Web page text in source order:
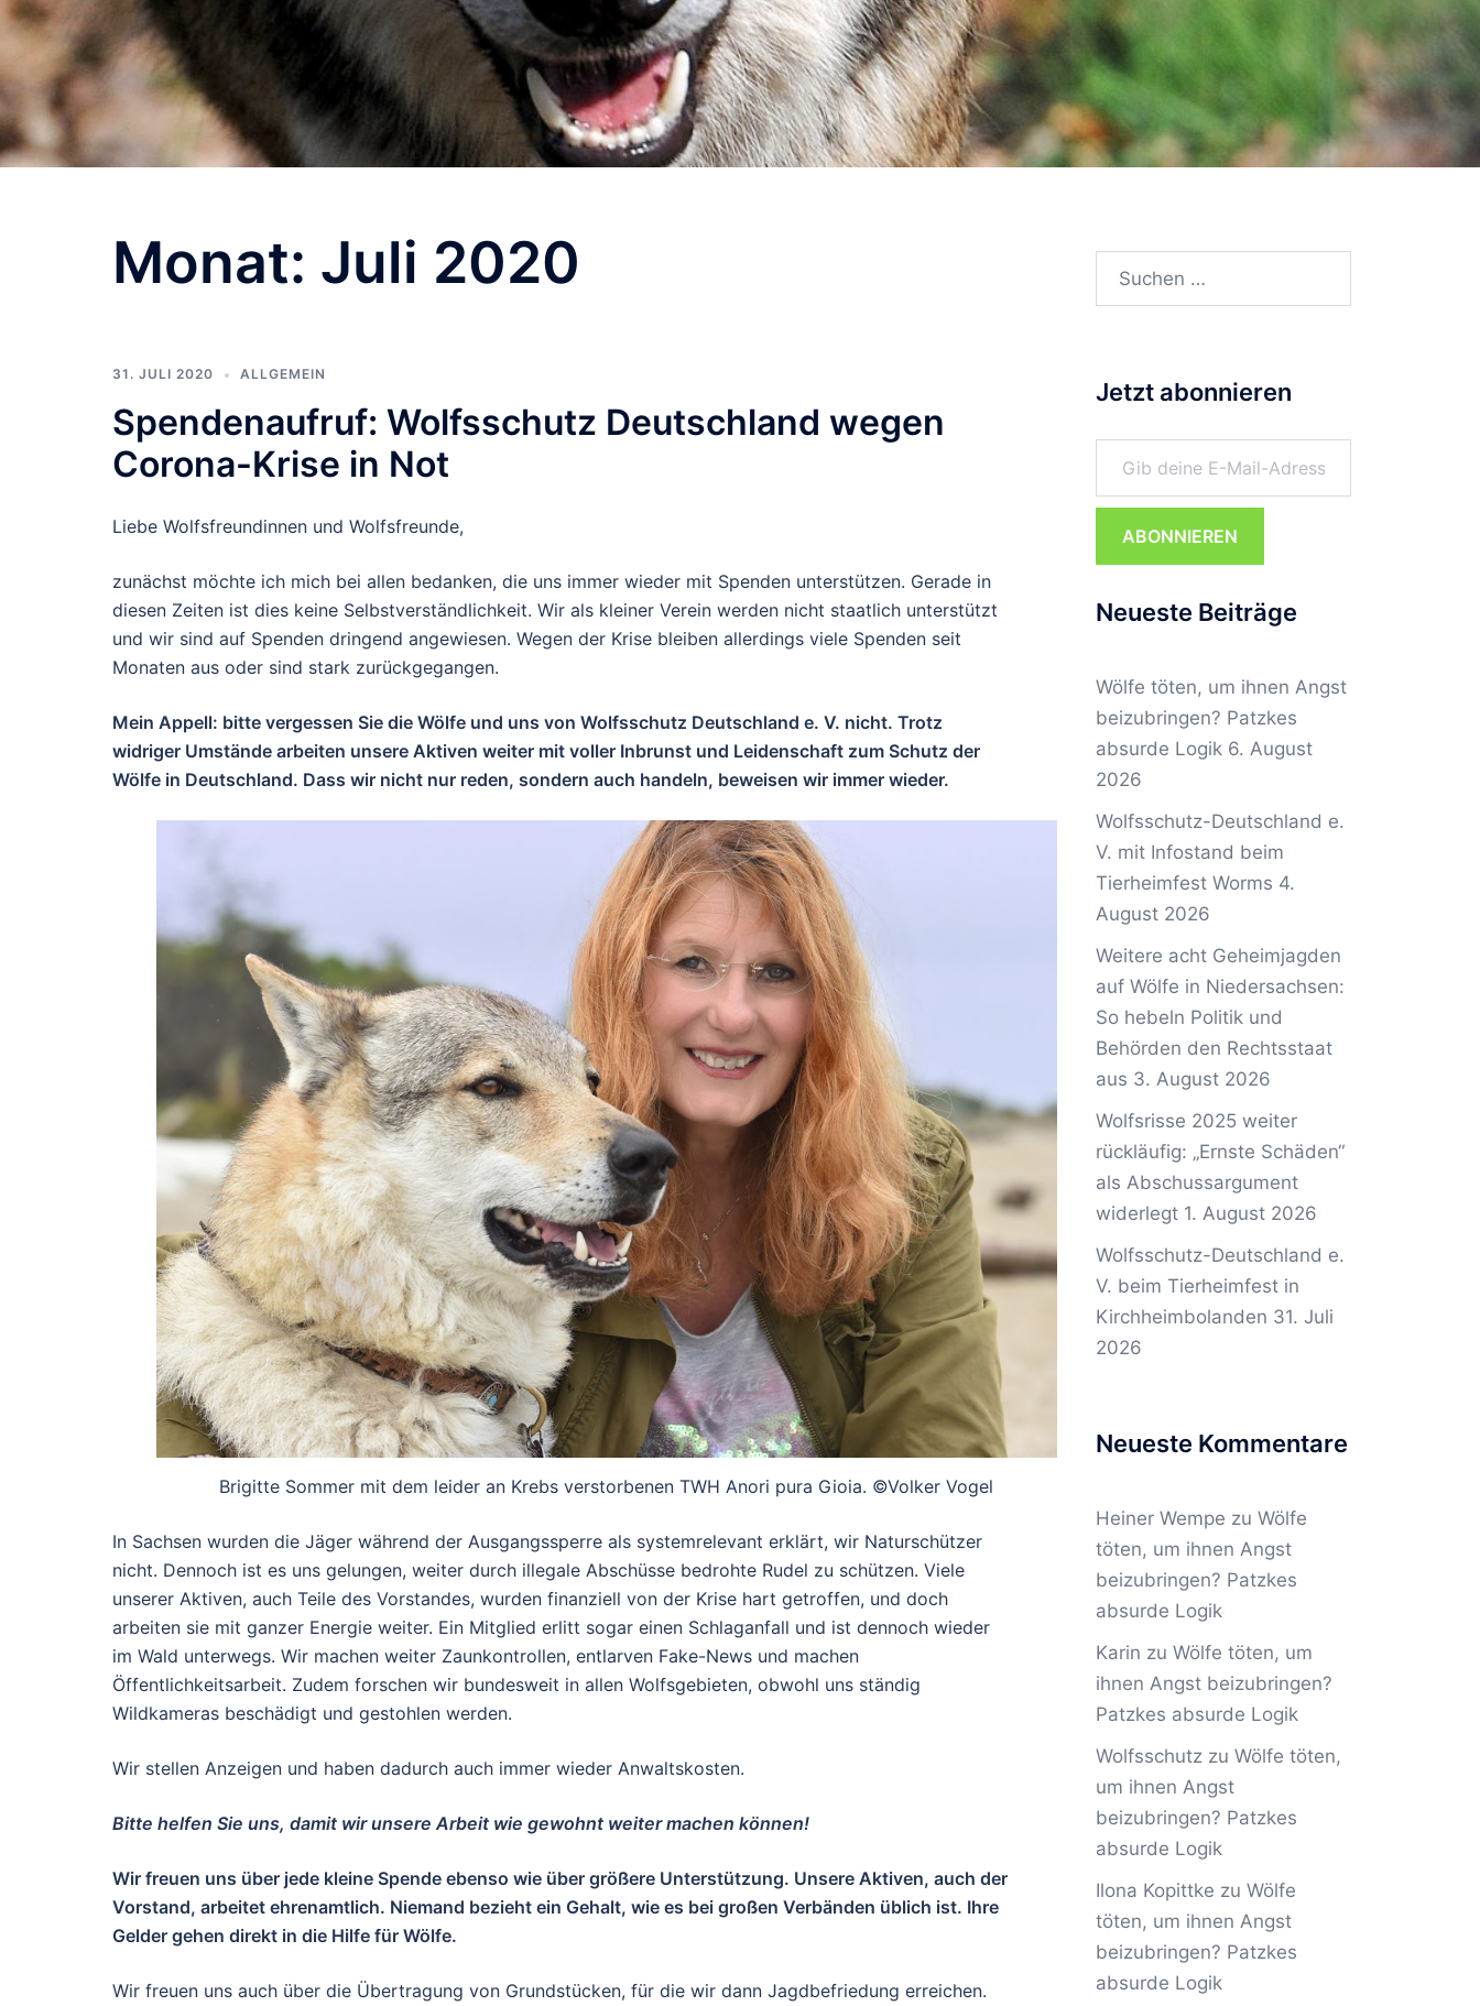
Monat: Juli 2020
31. JULI 2020 ALLGEMEIN
Spendenaufruf: Wolfsschutz Deutschland wegen
Corona-Krise in Not
Liebe Wolfsfreundinnen und Wolfsfreunde,
zunächst möchte ich mich bei allen bedanken, die uns immer wieder mit Spenden unterstützen. Gerade in
diesen Zeiten ist dies keine Selbstverständlichkeit. Wir als kleiner Verein werden nicht staatlich unterstützt
und wir sind auf Spenden dringend angewiesen. Wegen der Krise bleiben allerdings viele Spenden seit
Monaten aus oder sind stark zurückgegangen.
Mein Appell: bitte vergessen Sie die Wölfe und uns von Wolfsschutz Deutschland e. V. nicht. Trotz
widriger Umstände arbeiten unsere Aktiven weiter mit voller Inbrunst und Leidenschaft zum Schutz der
Wölfe in Deutschland. Dass wir nicht nur reden, sondern auch handeln, beweisen wir immer wieder.
Brigitte Sommer mit dem leider an Krebs verstorbenen TWH Anori pura Gioia. ©Volker Vogel
In Sachsen wurden die Jäger während der Ausgangssperre als systemrelevant erklärt, wir Naturschützer
nicht. Dennoch ist es uns gelungen, weiter durch illegale Abschüsse bedrohte Rudel zu schützen. Viele
unserer Aktiven, auch Teile des Vorstandes, wurden finanziell von der Krise hart getroffen, und doch
arbeiten sie mit ganzer Energie weiter. Ein Mitglied erlitt sogar einen Schlaganfall und ist dennoch wieder
im Wald unterwegs. Wir machen weiter Zaunkontrollen, entlarven Fake-News und machen
Öffentlichkeitsarbeit. Zudem forschen wir bundesweit in allen Wolfsgebieten, obwohl uns ständig
Wildkameras beschädigt und gestohlen werden.
Wir stellen Anzeigen und haben dadurch auch immer wieder Anwaltskosten.
Bitte helfen Sie uns, damit wir unsere Arbeit wie gewohnt weiter machen können!
Wir freuen uns über jede kleine Spende ebenso wie über größere Unterstützung. Unsere Aktiven, auch der
Vorstand, arbeitet ehrenamtlich. Niemand bezieht ein Gehalt, wie es bei großen Verbänden üblich ist. Ihre
Gelder gehen direkt in die Hilfe für Wölfe.
Wir freuen uns auch über die Übertragung von Grundstücken, für die wir dann Jagdbefriedung erreichen.
Suchen
Jetzt abonnieren
Gib deine E-Mail-Adresse ein ...
ABONNIEREN
Neueste Beiträge
Wölfe töten, um ihnen Angst
beizubringen? Patzkes
absurde Logik 6. August
2026
Wolfsschutz-Deutschland e.
V. mit Infostand beim
Tierheimfest Worms 4.
August 2026
Weitere acht Geheimjagden
auf Wölfe in Niedersachsen:
So hebeln Politik und
Behörden den Rechtsstaat
aus 3. August 2026
Wolfsrisse 2025 weiter
rückläufig: „Ernste Schäden“
als Abschussargument
widerlegt 1. August 2026
Wolfsschutz-Deutschland e.
V. beim Tierheimfest in
Kirchheimbolanden 31. Juli
2026
Neueste Kommentare
Heiner Wempe zu Wölfe
töten, um ihnen Angst
beizubringen? Patzkes
absurde Logik
Karin zu Wölfe töten, um
ihnen Angst beizubringen?
Patzkes absurde Logik
Wolfsschutzzu Wölfe töten,
um ihnen Angst
beizubringen? Patzkes
absurde Logik
Ilona Kopittke zu Wölfe
töten, um ihnen Angst
beizubringen? Patzkes
absurde Logik